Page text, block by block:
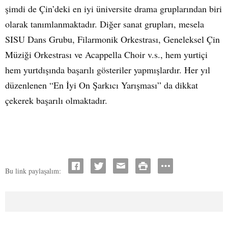
şimdi de Çin’deki en iyi üniversite drama gruplarından biri
olarak tanımlanmaktadır. Diğer sanat grupları, mesela
SISU Dans Grubu, Filarmonik Orkestrası, Geneleksel Çin
Müziği Orkestrası ve Acappella Choir v.s., hem yurtiçi
hem yurtdışında başarılı gösteriler yapmışlardır. Her yıl
düzenlenen “En İyi On Şarkıcı Yarışması” da dikkat
çekerek başarılı olmaktadır.
Bu link paylaşalım: